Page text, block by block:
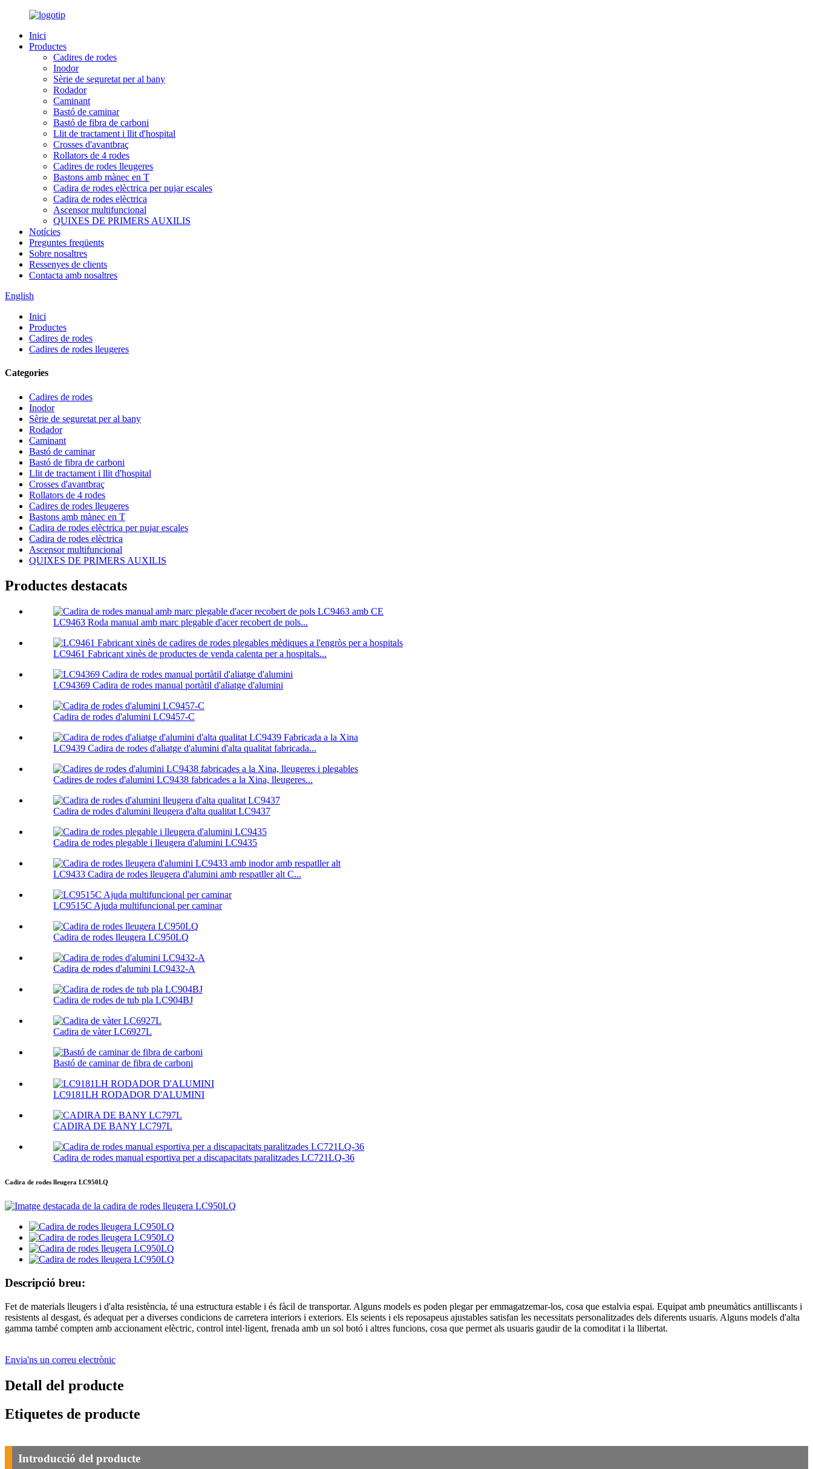
Inici
Productes
Cadires de rodes
Inodor
Sèrie de seguretat per al bany
Rodador
Caminant
Bastó de caminar
Bastó de fibra de carboni
Llit de tractament i llit d'hospital
Crosses d'avantbraç
Rollators de 4 rodes
Cadires de rodes lleugeres
Bastons amb mànec en T
Cadira de rodes elèctrica per pujar escales
Cadira de rodes elèctrica
Ascensor multifuncional
QUIXES DE PRIMERS AUXILIS
Notícies
Preguntes freqüents
Sobre nosaltres
Ressenyes de clients
Contacta amb nosaltres
English
Inici
Productes
Cadires de rodes
Cadires de rodes lleugeres
Categories
Cadires de rodes
Inodor
Sèrie de seguretat per al bany
Rodador
Caminant
Bastó de caminar
Bastó de fibra de carboni
Llit de tractament i llit d'hospital
Crosses d'avantbraç
Rollators de 4 rodes
Cadires de rodes lleugeres
Bastons amb mànec en T
Cadira de rodes elèctrica per pujar escales
Cadira de rodes elèctrica
Ascensor multifuncional
QUIXES DE PRIMERS AUXILIS
Productes destacats
LC9463 Roda manual amb marc plegable d'acer recobert de pols...
LC9461 Fabricant xinès de productes de venda calenta per a hospitals...
LC94369 Cadira de rodes manual portàtil d'aliatge d'alumini
Cadira de rodes d'alumini LC9457-C
LC9439 Cadira de rodes d'aliatge d'alumini d'alta qualitat fabricada...
Cadires de rodes d'alumini LC9438 fabricades a la Xina, lleugeres...
Cadira de rodes d'alumini lleugera d'alta qualitat LC9437
Cadira de rodes plegable i lleugera d'alumini LC9435
LC9433 Cadira de rodes lleugera d'alumini amb respatller alt C...
LC9515C Ajuda multifuncional per caminar
Cadira de rodes lleugera LC950LQ
Cadira de rodes d'alumini LC9432-A
Cadira de rodes de tub pla LC904BJ
Cadira de vàter LC6927L
Bastó de caminar de fibra de carboni
LC9181LH RODADOR D'ALUMINI
CADIRA DE BANY LC797L
Cadira de rodes manual esportiva per a discapacitats paralitzades LC721LQ-36
Cadira de rodes lleugera LC950LQ
Descripció breu:
Fet de materials lleugers i d'alta resistència, té una estructura estable i és fàcil de transportar. Alguns models es poden plegar per emmagatzemar-los, cosa que estalvia espai. Equipat amb pneumàtics antilliscants i
resistents al desgast, és adequat per a diverses condicions de carretera interiors i exteriors. Els seients i els reposapeus ajustables satisfan les necessitats personalitzades dels diferents usuaris. Alguns models d'alta
gamma també compten amb accionament elèctric, control intel·ligent, frenada amb un sol botó i altres funcions, cosa que permet als usuaris gaudir de la comoditat i la llibertat.
Envia'ns un correu electrònic
Detall del producte
Etiquetes de producte
Introducció del producte